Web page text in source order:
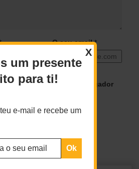
O seu email *
email e site neste navegador
um presente
para ti!
teu e-mail e recebe um
X